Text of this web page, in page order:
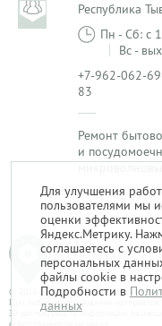
Республика
Пн - Сб: с
Вс -
+7-962-062-
83
Ремонт
и
© 2014-2026. «Мой Сервис-Гид» –
При любом использовании материалов
За достоверность информации,
Для улучшения
пользователями мы
оценки
Яндекс.Метрику.
соглашаетесь с
персональных
файлы cookie в
Подробности в
данных